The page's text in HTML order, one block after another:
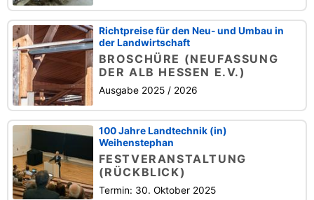
Richtpreise für den Neu- und Umbau in
der Landwirtschaft
BROSCHÜRE (NEUFASSUNG
DER ALB HESSEN E.V.)
Ausgabe 2025 / 2026
100 Jahre Landtechnik (in)
Weihenstephan
FESTVERANSTALTUNG
(RÜCKBLICK)
Termin: 30. Oktober 2025